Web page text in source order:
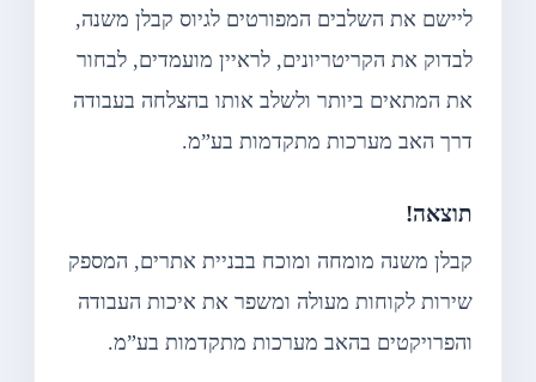
ליישם את השלבים המפורטים לגיוס קבלן משנה,
לבדוק את הקריטריונים, לראיין מועמדים, לבחור
את המתאים ביותר ולשלב אותו בהצלחה בעבודה
דרך האב מערכות מתקדמות בע”מ.
תוצאה!
קבלן משנה מומחה ומוכח בבניית אתרים, המספק
שירות לקוחות מעולה ומשפר את איכות העבודה
והפרויקטים בהאב מערכות מתקדמות בע”מ.